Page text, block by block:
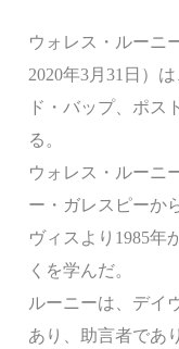
ウォレス・ルーニ
2020年3月31日）
ド・バップ、ポス
る。
ウォレス・ルーニ
ー・ガレスピーか
ヴィスより1985年
くを学んだ。
ルーニーは、デイ
あり、助言者であ